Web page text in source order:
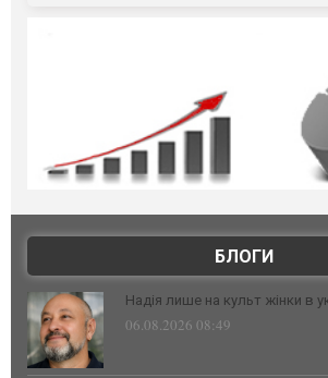
БЛОГИ
Надія лише на культ жінки в
06.08.2026 08:49